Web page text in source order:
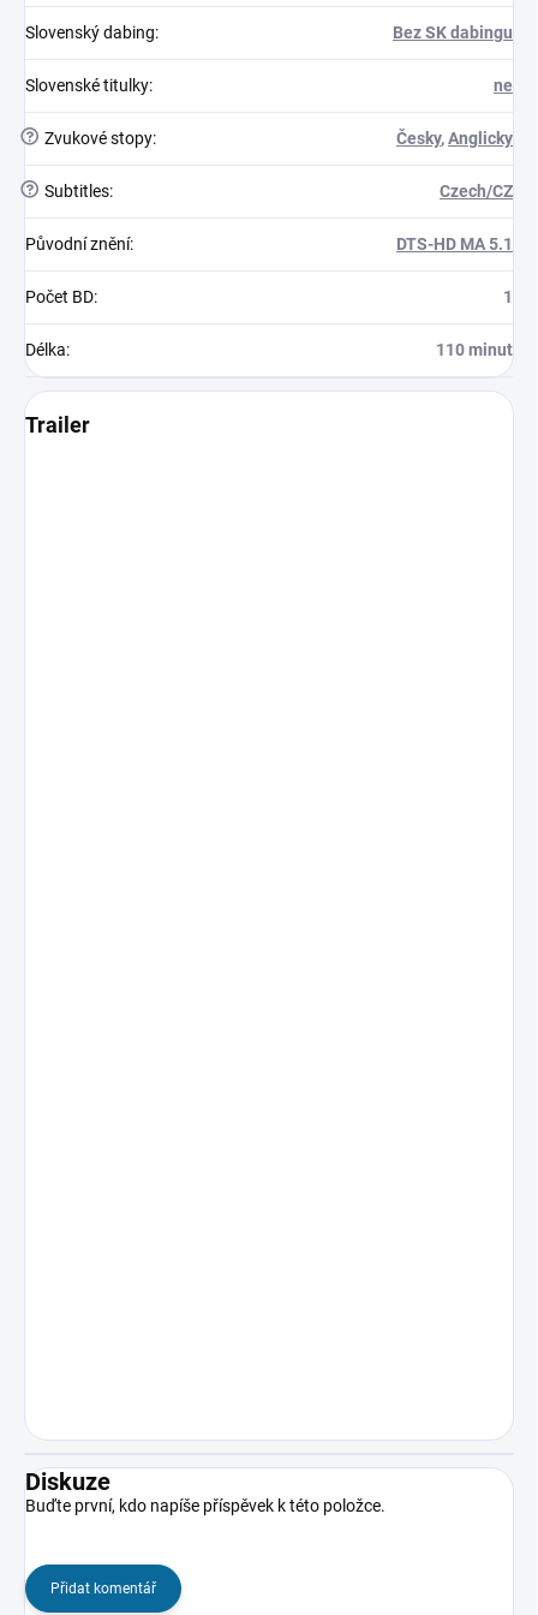
Slovenský dabing: Bez SK dabingu
Slovenské titulky: ne
? Zvukové stopy: Česky,Anglicky
? Subtitles: Czech/CZ
Původní znění: DTS-HD MA 5.1
Počet BD: 1
Délka: 110 minut
Trailer
Diskuze
Buďte první, kdo napíše příspěvek k této položce.
Přidat komentář